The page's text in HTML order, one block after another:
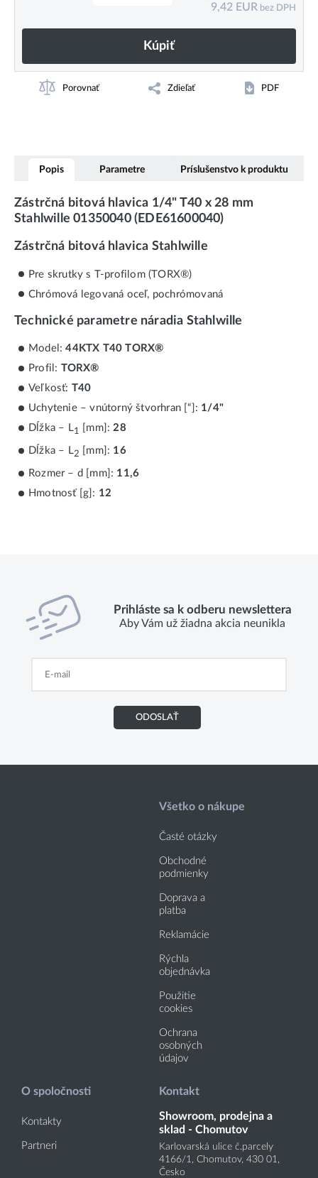
9,42 EUR bez DPH
Kúpiť
Porovnať Zdieľať PDF
Popis Parametre Príslušenstvo k produktu
Zástrčná bitová hlavica 1/4" T40 x 28 mm
Stahlwille 01350040 (EDE61600040)
Zástrčná bitová hlavica Stahlwille
Pre skrutky s T-profilom (TORX®)
Chrómová legovaná oceľ, pochrómovaná
Technické parametre náradia Stahlwille
Model:44KTX T40 TORX®
Profil: TORX®
Veľkosť: T40
Uchytenie – vnútorný štvorhran [“]: 1/4"
Dĺžka – L1 [mm]:28
Dĺžka – L2 [mm]: 16
Rozmer – d [mm]: 11,6
Hmotnosť [g]: 12
Prihláste sa k odberu newslettera
Aby Vám už žiadna akcia neunikla
ODOSLAŤ
Všetko o nákupe
Časté otázky
Obchodné
podmienky
Doprava a
platba
Reklamácie
Rýchla
objednávka
Použitie
cookies
Ochrana
osobných
údajov
O spoločnosti
Kontakty
Partneri
Kontakt
Showroom, prodejna a
sklad - Chomutov
Karlovarská ulice č.parcely
4166/1, Chomutov, 430 01,
Česko